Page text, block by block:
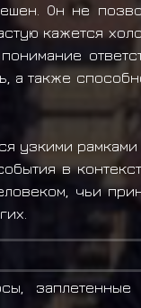
Он не
кажется
а также
узкими
в
чьи